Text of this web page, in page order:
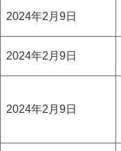
2024年2月9日
2024年2月9日
2024年2月9日